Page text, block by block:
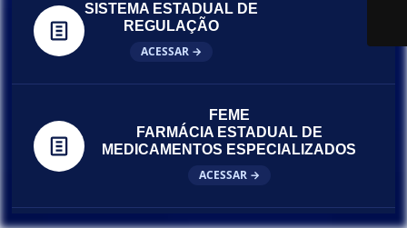
SISTEMA ESTADUAL DE
REGULAÇÃO
ACESSAR →
FEME
FARMÁCIA ESTADUAL DE
MEDICAMENTOS ESPECIALIZADOS
ACESSAR →